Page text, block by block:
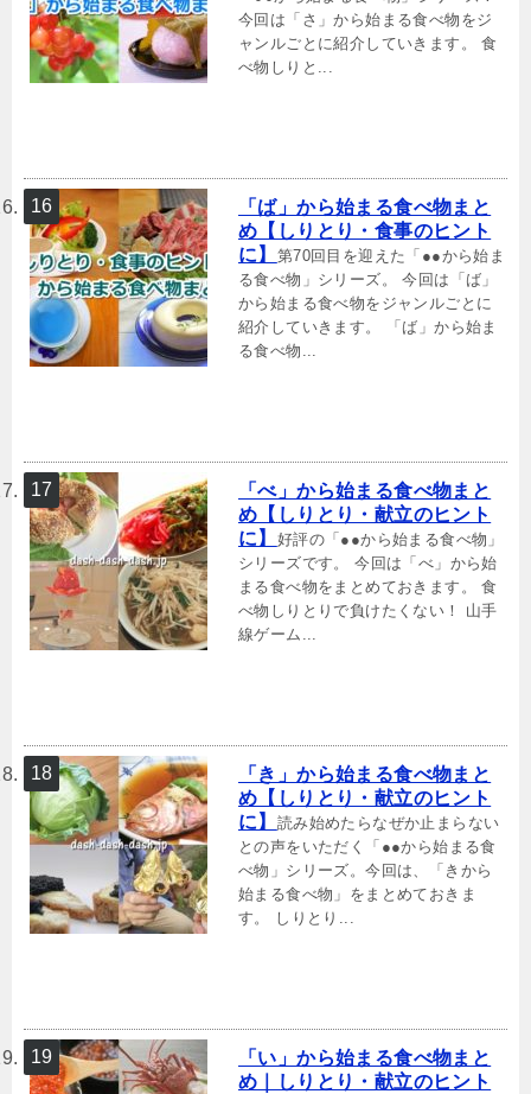
今回は「さ」から始まる食べ物をジ
ャンルごとに紹介していきます。 食
べ物しりと...
「ば」から始まる食べ物まと
め【しりとり・食事のヒント
に】 第70回目を迎えた「●●から始ま
る食べ物」シリーズ。 今回は「ば」
から始まる食べ物をジャンルごとに
紹介していきます。 「ば」から始ま
る食べ物...
「べ」から始まる食べ物まと
め【しりとり・献立のヒント
に】 好評の「●●から始まる食べ物」
シリーズです。 今回は「べ」から始
まる食べ物をまとめておきます。 食
べ物しりとりで負けたくない！ 山手
線ゲーム...
「き」から始まる食べ物まと
め【しりとり・献立のヒント
に】 読み始めたらなぜか止まらない
との声をいただく「●●から始まる食
べ物」シリーズ。今回は、「きから
始まる食べ物」をまとめておきま
す。 しりとり...
「い」から始まる食べ物まと
め｜しりとり・献立のヒント